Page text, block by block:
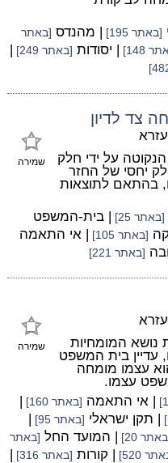
[באתר 195] | מהנדס [באתר
148] | יסודות [באתר 249]
|
צד לדיון
שמירה
על ידי חלק
יחסי של החזר
בהתאם לתוצאות
[באתר 25] | בית-המשפט
[באתר 105] | אי התאמה
[באתר 221]
שמירה
המומחיות
עדיין בית המשפט
עצמו מומחה
עצמו.
| אי התאמה [באתר 160]
|
| תקן ישראלי [באתר 95]
|
20] | המועד החל [באתר
520] | קורות [באתר 316]
|